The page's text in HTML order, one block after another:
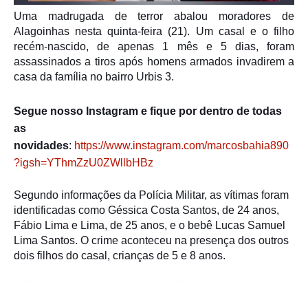
Uma madrugada de terror abalou moradores de
Alagoinhas nesta quinta-feira (21). Um casal e o filho
recém-nascido, de apenas 1 mês e 5 dias, foram
assassinados a tiros após homens armados invadirem a
casa da família no bairro Urbis 3.
Segue nosso Instagram e fique por dentro de todas
as
novidades: https://www.instagram.com/marcosbahia890
?igsh=YThmZzU0ZWllbHBz
Segundo informações da Polícia Militar, as vítimas foram
identificadas como Géssica Costa Santos, de 24 anos,
Fábio Lima e Lima, de 25 anos, e o bebê Lucas Samuel
Lima Santos. O crime aconteceu na presença dos outros
dois filhos do casal, crianças de 5 e 8 anos.